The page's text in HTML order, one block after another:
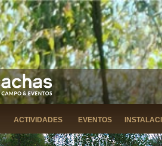
ACTIVIDADES EVENTOS